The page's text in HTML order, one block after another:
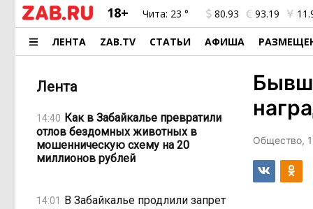
18+ Чита: 23 ° 80.93 93.19
ЛЕНТА ZAB.TV СТАТЬИ АФИША
Лента
14:40 Как в Забайкалье превратили
отлов бездомных животных в
мошенническую схему на 20
миллионов рублей
14:01 В Забайкалье продлили запрет
Общество,